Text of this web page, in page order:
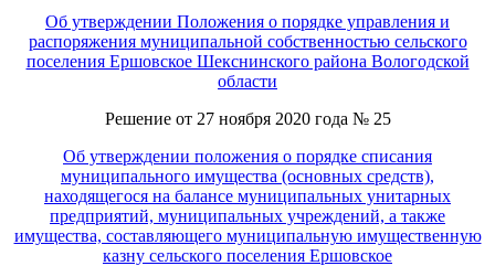
Об утверждении Положения о порядке управления и
распоряжения муниципальной собственностью сельского
поселения Ершовское Шекснинского района Вологодской
области
Решение от 27 ноября 2020 года № 25
Об утверждении положения о порядке списания
муниципального имущества (основных средств),
находящегося на балансе муниципальных унитарных
предприятий, муниципальных учреждений, а также
имущества, составляющего муниципальную имущественную
казну сельского поселения Ершовское